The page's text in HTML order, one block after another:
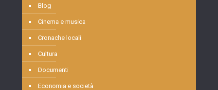
Blog
Cinema e musica
Cronache locali
Cultura
Documenti
Economia e società